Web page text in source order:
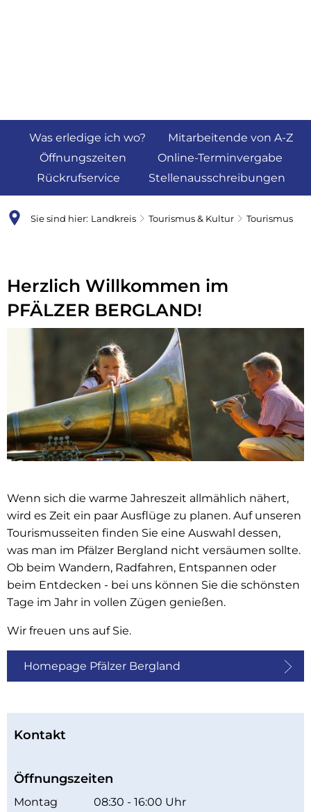
Was erledige ich wo?
Mitarbeitende von A-Z
Öffnungszeiten
Online-Terminvergabe
Rückrufservice
Stellenausschreibungen
Sie sind hier: Landkreis Tourismus & Kultur Tourismus
Herzlich Willkommen im
PFÄLZER BERGLAND!
Wenn sich die warme Jahreszeit allmählich nähert,
wird es Zeit ein paar Ausflüge zu planen. Auf unseren
Tourismusseiten finden Sie eine Auswahl dessen,
was man im Pfälzer Bergland nicht versäumen sollte.
Ob beim Wandern, Radfahren, Entspannen oder
beim Entdecken - bei uns können Sie die schönsten
Tage im Jahr in vollen Zügen genießen.
Wir freuen uns auf Sie.
Homepage Pfälzer Bergland
Kontakt
Öffnungszeiten
Montag 08:30 - 16:00 Uhr